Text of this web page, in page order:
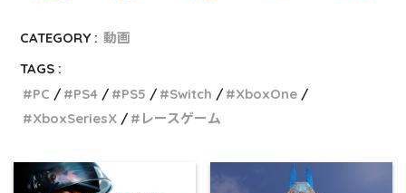
CATEGORY : 動画
TAGS :
PC
PS4 PS5 Switch
XboxOne
XboxSeriesX
レースゲーム